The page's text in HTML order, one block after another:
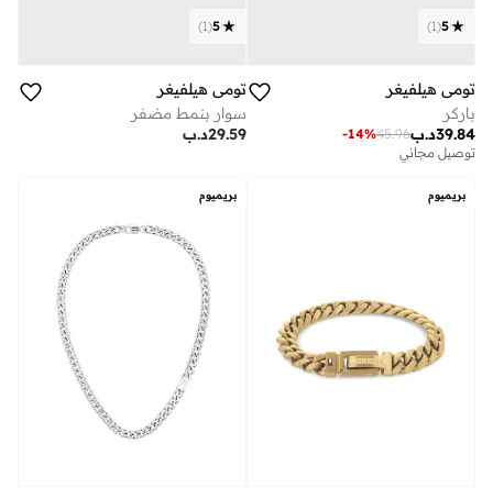
5
(
1
)
تومي هيلفيغر
باركر
د.ب39.84
45.96
-14%
توصيل مجاني
5
(
1
)
تومي هيلفيغر
سوار بنمط مضفر
د.ب29.59
بريميوم بريميوم